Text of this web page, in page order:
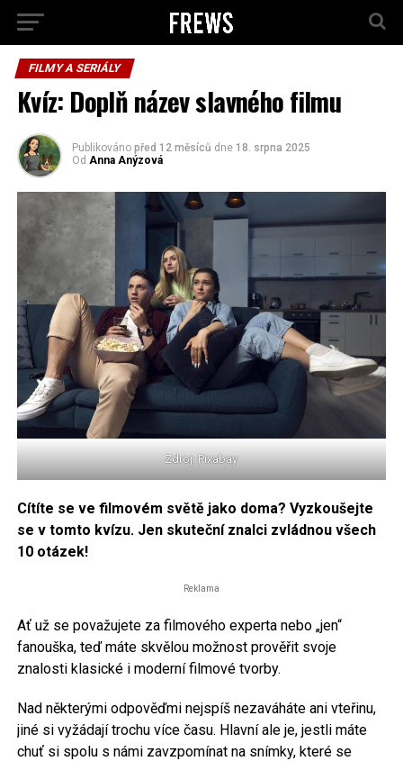
FILMY A SERIÁLY
Kvíz: Doplň název slavného filmu
Publikováno před 12 měsíců dne 18. srpna 2025
Od Anna Anýzová
Zdroj: Pixabay
Cítíte se ve filmovém světě jako doma? Vyzkoušejte
se v tomto kvízu. Jen skuteční znalci zvládnou všech
10 otázek!
Reklama
Ať už se považujete za filmového experta nebo „jen“
fanouška, teď máte skvělou možnost prověřit svoje
znalosti klasické i moderní filmové tvorby.
Nad některými odpověďmi nejspíš nezaváháte ani vteřinu,
jiné si vyžádají trochu více času. Hlavní ale je, jestli máte
chuť si spolu s námi zavzpomínat na snímky, které se